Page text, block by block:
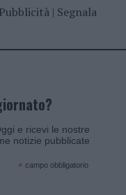
Pubblicità| Segnala
e ricevi le nostre
notizie pubblicate
* campo obbligatorio